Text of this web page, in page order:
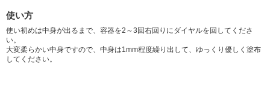
使い方
使い初めは中身が出るまで、容器を2～3回右回りにダイヤルを回してくださ
い。
大変柔らかい中身ですので、中身は1mm程度繰り出して、ゆっくり優しく塗布
してください。